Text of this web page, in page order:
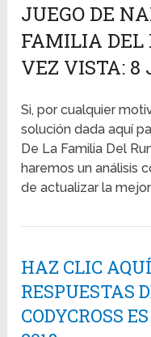
JUEGO DE
FAMILIA
VEZ VISTA: 8
Si, por cualquier
solución dada aquí
De La Familia Del
haremos un análisis
de actualizar la
HAZ CLIC
RESPUESTAS
CODYCROSS